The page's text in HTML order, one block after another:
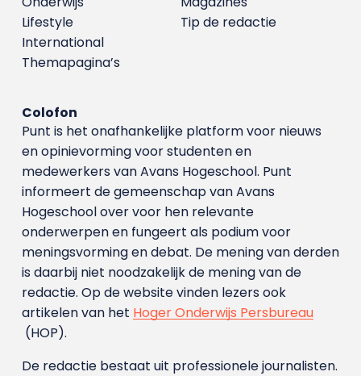
Tip de redactie
Lifestyle
International
Themapagina’s
Colofon
Punt is het onafhankelijke platform voor nieuws
en opinievorming voor studenten en
medewerkers van Avans Hoge­school. Punt
informeert de gemeenschap van Avans
Hogeschool over voor hen relevante
onderwerpen en fungeert als podium voor
meningsvorming en debat. De mening van derden
is daarbij niet noodzakelijk de mening van de
redactie. Op de website vinden lezers ook
artikelen van het Hoger Onderwijs Persbureau
(HOP).
De redactie bestaat uit professionele journalisten.